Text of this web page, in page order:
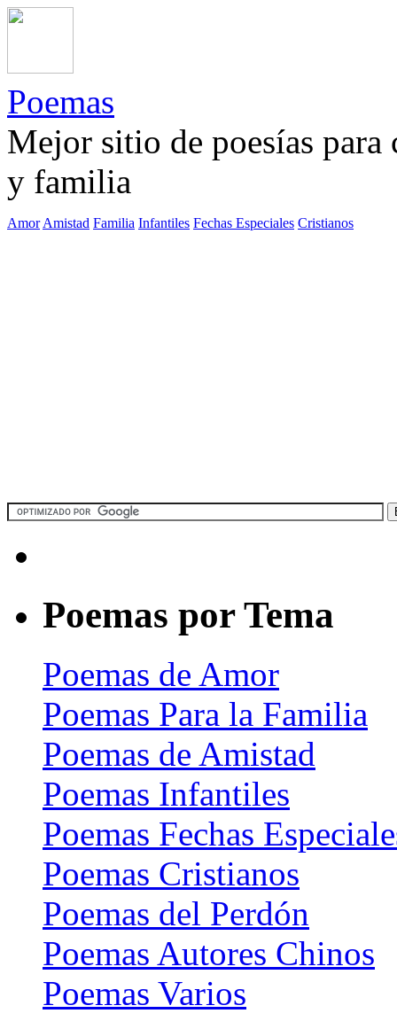
Poemas
Mejor sitio de poesías
y familia
Amor Amistad Familia Infantiles Fechas Especiales Cristianos
Poemas por Tema
Poemas de Amor
Poemas Para la Familia
Poemas de Amistad
Poemas Infantiles
Poemas Fechas
Poemas Cristianos
Poemas del Perdón
Poemas Autores Chinos
Poemas Varios